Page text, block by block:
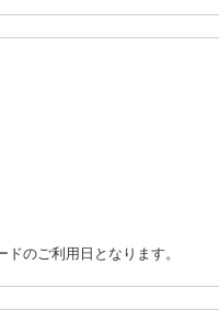
のご利用日となります。